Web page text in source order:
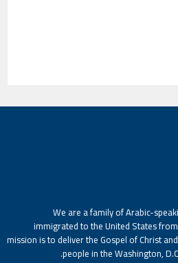
We are a family of Arabic-
immigrated to the United States
mission is to deliver the Gospel of Christ
people in the Washington,